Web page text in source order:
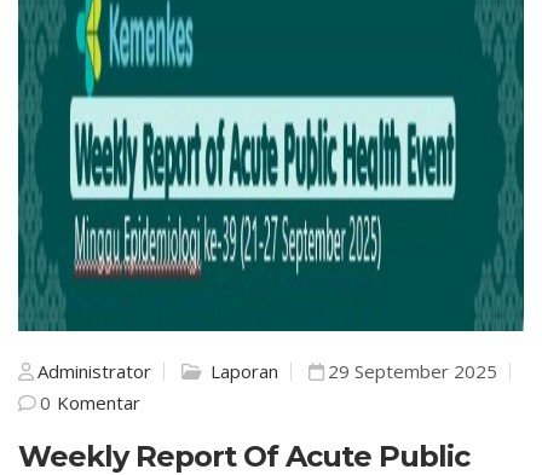
Administrator Laporan
29 September 2025
0 Komentar
Weekly Report Of Acute Public